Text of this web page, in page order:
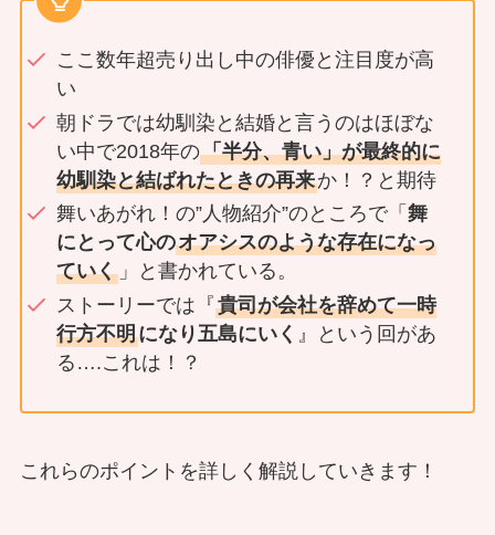
ここ数年超売り出し中の俳優と注目度が高
い
朝ドラでは幼馴染と結婚と言うのはほぼな
い中で2018年の「半分、青い」が最終的に
幼馴染と結ばれたときの再来か！？と期待
舞いあがれ！の”人物紹介”のところで「舞
にとって心のオアシスのような存在になっ
ていく 」と書かれている。
ストーリーでは『貴司が会社を辞めて一時
行方不明になり五島にいく 』という回があ
る….これは！？
これらのポイントを詳しく解説していきます！